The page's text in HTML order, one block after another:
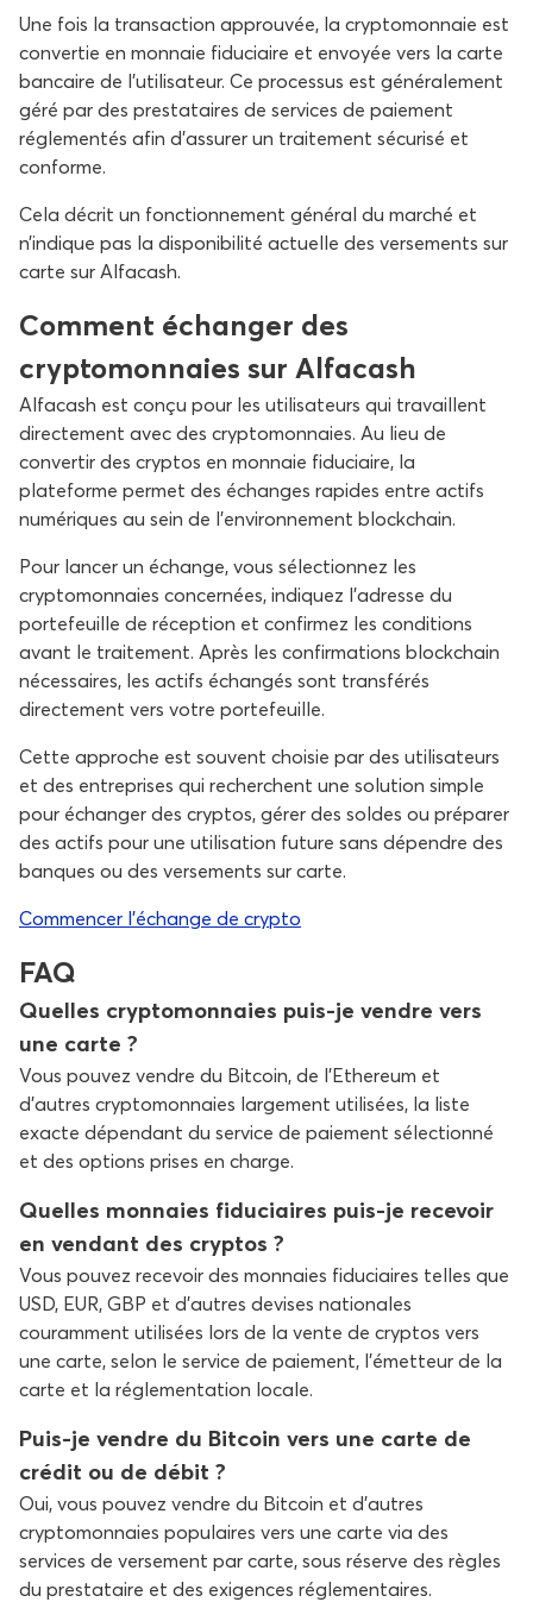
Une fois la transaction approuvée, la cryptomonnaie est
convertie en monnaie fiduciaire et envoyée vers la carte
bancaire de l’utilisateur. Ce processus est généralement
géré par des prestataires de services de paiement
réglementés afin d’assurer un traitement sécurisé et
conforme.
Cela décrit un fonctionnement général du marché et
n’indique pas la disponibilité actuelle des versements sur
carte sur Alfacash.
Comment échanger des
cryptomonnaies sur Alfacash
Alfacash est conçu pour les utilisateurs qui travaillent
directement avec des cryptomonnaies. Au lieu de
convertir des cryptos en monnaie fiduciaire, la
plateforme permet des échanges rapides entre actifs
numériques au sein de l’environnement blockchain.
Pour lancer un échange, vous sélectionnez les
cryptomonnaies concernées, indiquez l’adresse du
portefeuille de réception et confirmez les conditions
avant le traitement. Après les confirmations blockchain
nécessaires, les actifs échangés sont transférés
directement vers votre portefeuille.
Cette approche est souvent choisie par des utilisateurs
et des entreprises qui recherchent une solution simple
pour échanger des cryptos, gérer des soldes ou préparer
des actifs pour une utilisation future sans dépendre des
banques ou des versements sur carte.
Commencer l’échange de crypto
FAQ
Quelles cryptomonnaies puis-je vendre vers
une carte ?
Vous pouvez vendre du Bitcoin, de l’Ethereum et
d’autres cryptomonnaies largement utilisées, la liste
exacte dépendant du service de paiement sélectionné
et des options prises en charge.
Quelles monnaies fiduciaires puis-je recevoir
en vendant des cryptos ?
Vous pouvez recevoir des monnaies fiduciaires telles que
USD, EUR, GBP et d’autres devises nationales
couramment utilisées lors de la vente de cryptos vers
une carte, selon le service de paiement, l’émetteur de la
carte et la réglementation locale.
Puis-je vendre du Bitcoin vers une carte de
crédit ou de débit ?
Oui, vous pouvez vendre du Bitcoin et d’autres
cryptomonnaies populaires vers une carte via des
services de versement par carte, sous réserve des règles
du prestataire et des exigences réglementaires.